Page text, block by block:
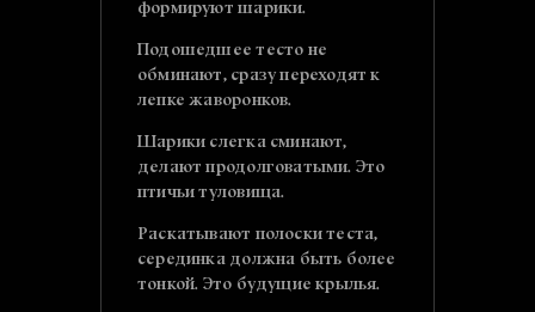
формируют шарики.
Подошедшее тесто не
обминают, сразу переходят к
лепке жаворонков.
Шарики слегка сминают,
делают продолговатыми. Это
птичьи туловища.
Раскатывают полоски теста,
серединка должна быть более
тонкой. Это будущие крылья.